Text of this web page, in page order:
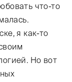
что-то
я как-то
Но вот